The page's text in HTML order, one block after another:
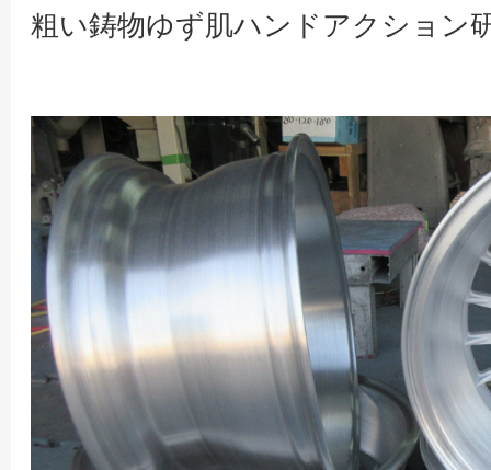
粗い鋳物ゆず肌ハンドアクション